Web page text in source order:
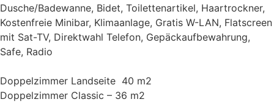
Dusche/Badewanne, Bidet, Toilettenartikel, Haartrockner,
Kostenfreie Minibar, Klimaanlage, Gratis W-LAN, Flatscreen
mit Sat-TV, Direktwahl Telefon, Gepäckaufbewahrung,
Safe, Radio
Doppelzimmer Landseite  40 m2
Doppelzimmer Classic – 36 m2